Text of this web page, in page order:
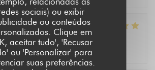
sociais) ou exibir
ou conteúdos
Clique em
aceitar tudo', 'Recusar
ou 'Personalizar' para
suas preferências.
- guests 2
: 5/5 menu : 5/5 quality_price